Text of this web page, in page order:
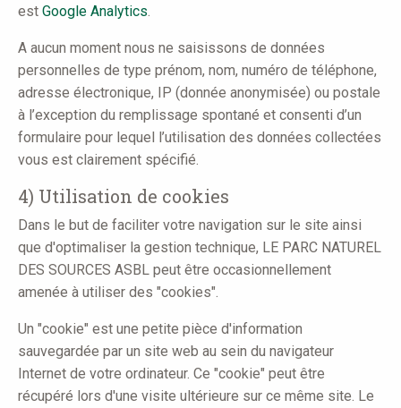
est Google Analytics.
A aucun moment nous ne saisissons de données
personnelles de type prénom, nom, numéro de téléphone,
adresse électronique, IP (donnée anonymisée) ou postale
à l’exception du remplissage spontané et consenti d’un
formulaire pour lequel l’utilisation des données collectées
vous est clairement spécifié.
4) Utilisation de cookies
Dans le but de faciliter votre navigation sur le site ainsi
que d'optimaliser la gestion technique, LE PARC NATUREL
DES SOURCES ASBL peut être occasionnellement
amenée à utiliser des "cookies".
Un "cookie" est une petite pièce d'information
sauvegardée par un site web au sein du navigateur
Internet de votre ordinateur. Ce "cookie" peut être
récupéré lors d'une visite ultérieure sur ce même site. Le